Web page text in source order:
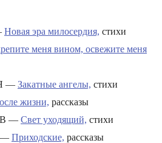
Новая эра милосердия, стихи
меня вином, освежите меня
— Закатные ангелы, стихи
жизни, рассказы
— Свет уходящий, стихи
— Приходские, рассказы